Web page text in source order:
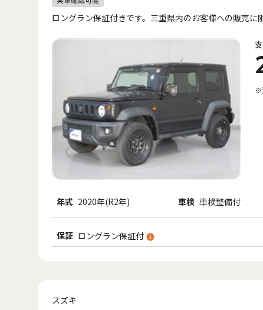
ロングラン保証付きです。三重県内のお客様への販売に
※
年式 2020年(R2年) 車検 車検整備付
保証 ロングラン保証付
スズキ